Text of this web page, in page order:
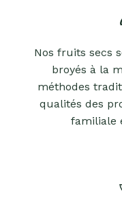
Nos fruits secs
broyés à la
méthodes
qualités des
familiale